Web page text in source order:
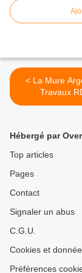
< La Mure Argens : Info
Travaux
Hébergé par
Top articles
Pages
Contact
Signaler un abus
C.G.U.
Cookies et
Préférences